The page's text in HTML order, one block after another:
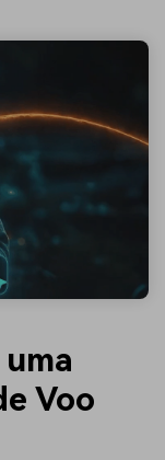
Voo